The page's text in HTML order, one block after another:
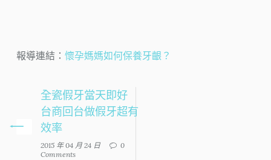
報導連結： 懷孕媽媽如何保養牙齦？
全瓷假牙當天即好
台商回台做假牙超有
效率
2015 年 04 月 24 日
0
Comments